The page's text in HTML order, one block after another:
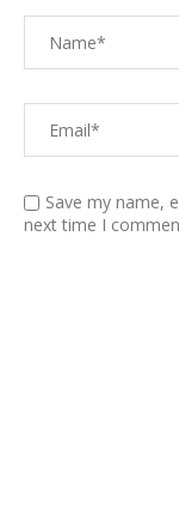
Save my name,
next time I